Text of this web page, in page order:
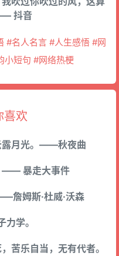
抖音
#名人名言 #人生感悟 #网
小短句 #网络热梗
喜欢
露月光。——秋夜曲
—— 暴走大事件
詹姆斯·杜威·沃森
学。
苦乐自当，无有代者。